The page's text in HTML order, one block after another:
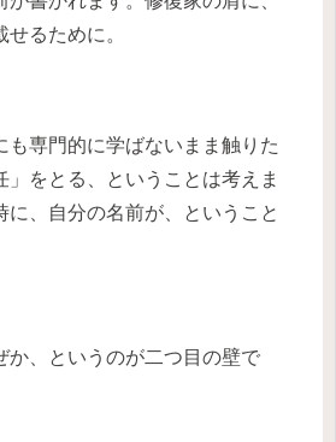
るために。
も専門的に学ばないまま触りた
」をとる、ということは考えま
に、自分の名前が、ということ
か、というのが二つ目の壁で